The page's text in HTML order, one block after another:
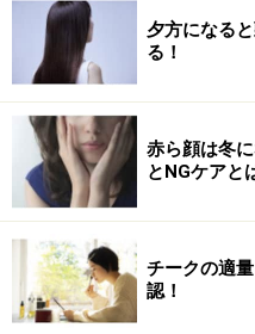
そんな時はまず浸透しや
てあげることが先決。ぬ
ずはローションで水分補
をつけ水分たっぷりのお
よね。手肌もそれと同じ
その後ハンドクリームを
付けて5分程度放置。手
るはず。そこでもう一度
夕方になる
る！
赤ら顔は冬
とNGケアと
チークの適
認！